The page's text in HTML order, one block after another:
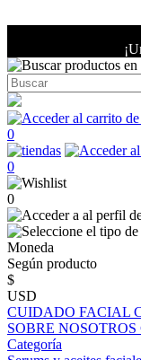
0
0
0
Moneda
Según producto
$
USD
CUIDADO FACIAL
SOBRE NOSOTROS
Categoría